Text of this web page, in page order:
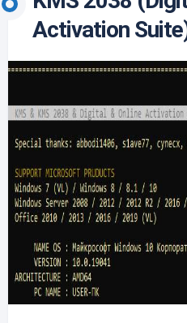
Activation